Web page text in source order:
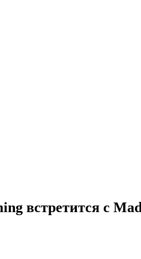
встретится с